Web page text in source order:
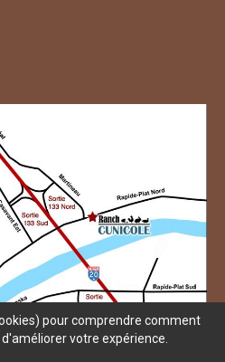
pour comprendre comment
votre expérience.